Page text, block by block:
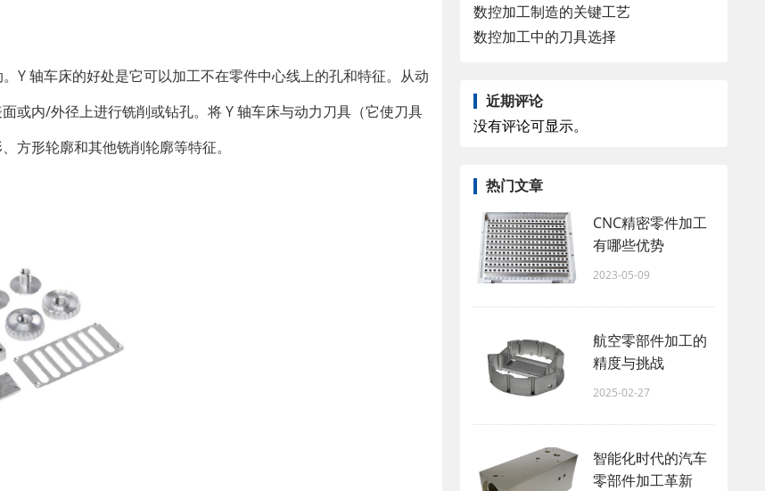
轴车床的好处是它可以加工不在零件中心线上的孔和特征。 从动
或内/外径上进行铣削或钻孔。 将 Y 轴车床与动力刀具（它使刀具
方形轮廓和其他铣削轮廓等特征。
数控加工制造的关键工艺
数控加工中的刀具选择
近期评论
没有评论可显示。
热门文章
CNC精密零件加工
有哪些优势
2023-05-09
航空零部件加工的
精度与挑战
2025-02-27
智能化时代的汽车
零部件加工革新